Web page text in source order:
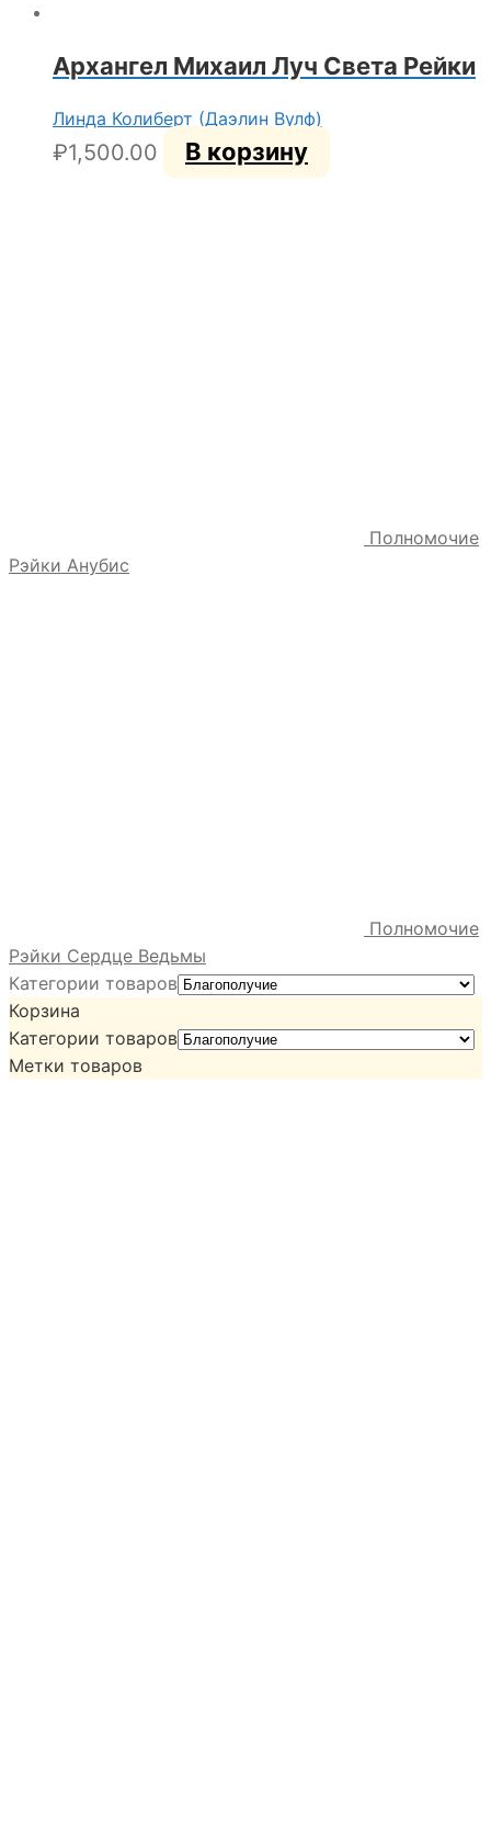
Архангел Михаил Луч Света Рейки
Линда Колиберт (Даэлин Вулф)
₽1,500.00 В корзину
Полномочие
Рэйки Анубис
Полномочие
Рэйки Сердце Ведьмы
Категории товаров
Корзина
Категории товаров
Метки товаров